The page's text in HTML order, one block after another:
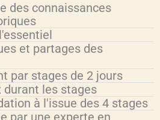
des connaissances
et partages des
par stages de 2 jours
les stages
à l'issue des 4 stages